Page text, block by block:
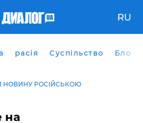
RU
расія Суспільство Блоги
НОВИНУ РОСІЙСЬКОЮ
на